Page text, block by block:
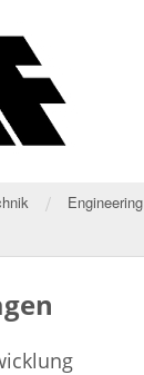
/ Engineering